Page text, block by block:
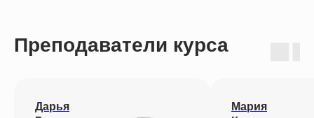
Преподаватели курса
Дарья
Мария